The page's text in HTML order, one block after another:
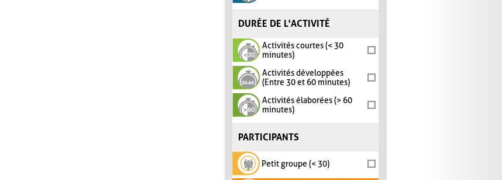
DURÉE DE L'ACTIVITÉ
Activités courtes (< 30
minutes)
Activités développées
(Entre 30 et 60 minutes)
Activités élaborées (> 60
minutes)
PARTICIPANTS
Petit groupe (< 30)